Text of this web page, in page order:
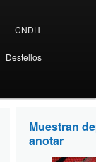
CNDH
Destellos
Muestran
anotar